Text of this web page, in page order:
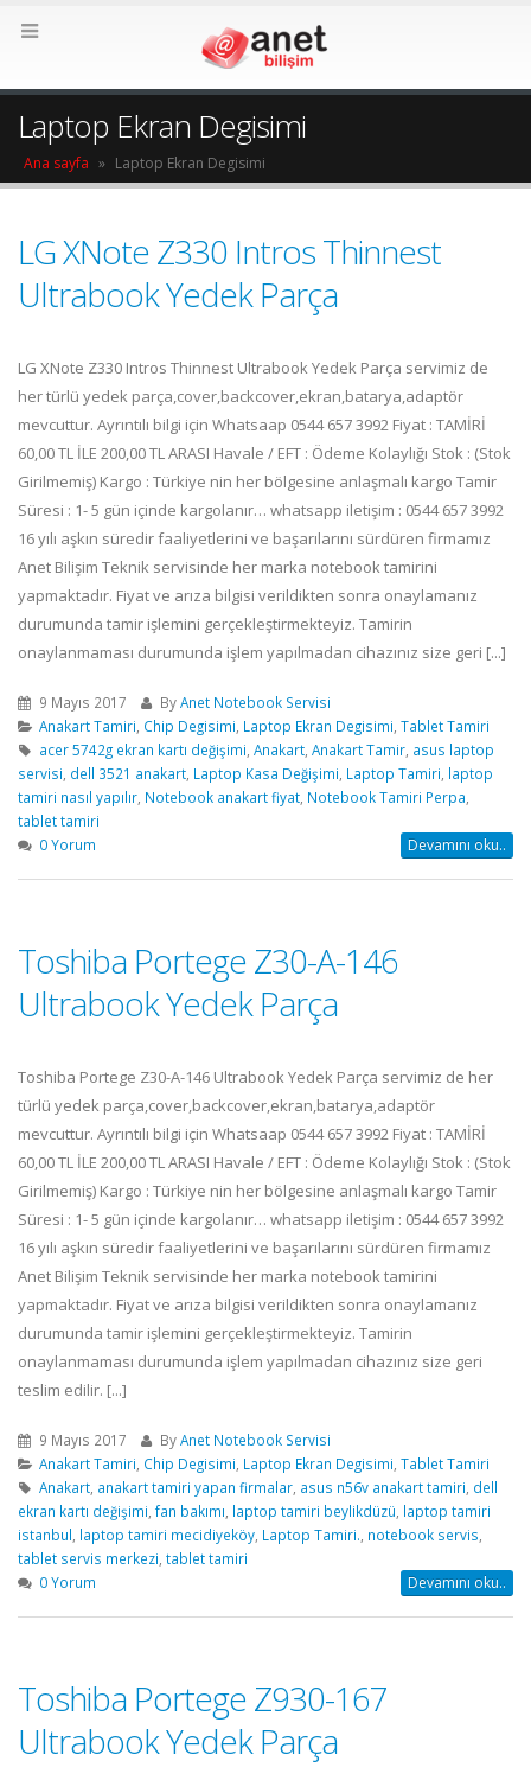
Laptop Ekran Degisimi
Ana sayfa » Laptop Ekran Degisimi
LG XNote Z330 Intros Thinnest
Ultrabook Yedek Parça
LG XNote Z330 Intros Thinnest Ultrabook Yedek Parça servimiz de
her türlü yedek parça,cover,backcover,ekran,batarya,adaptör
mevcuttur. Ayrıntılı bilgi için Whatsaap 0544 657 3992 Fiyat : TAMİRİ
60,00 TL İLE 200,00 TL ARASI Havale / EFT : Ödeme Kolaylığı Stok : (Stok
Girilmemiş) Kargo : Türkiye nin her bölgesine anlaşmalı kargo Tamir
Süresi : 1- 5 gün içinde kargolanır… whatsapp iletişim : 0544 657 3992
16 yılı aşkın süredir faaliyetlerini ve başarılarını sürdüren firmamız
Anet Bilişim Teknik servisinde her marka notebook tamirini
yapmaktadır. Fiyat ve arıza bilgisi verildikten sonra onaylamanız
durumunda tamir işlemini gerçekleştirmekteyiz. Tamirin
onaylanmaması durumunda işlem yapılmadan cihazınız size geri [...]
9 Mayıs 2017 ByAnet Notebook Servisi
Anakart Tamiri Chip Degisimi Laptop Ekran Degisimi Tablet Tamiri
acer 5742g ekran kartı değişimi Anakart, Anakart Tamir, asus laptop
servisi dell 3521 anakart Laptop Kasa Değişimi Laptop Tamiri laptop
tamiri nasıl yapılır Notebook anakart fiyat Notebook Tamiri Perpa
tablet tamiri
0 Yorum
Devamını oku..
Toshiba Portege Z30-A-146
Ultrabook Yedek Parça
Toshiba Portege Z30-A-146 Ultrabook Yedek Parça servimiz de her
türlü yedek parça,cover,backcover,ekran,batarya,adaptör
mevcuttur. Ayrıntılı bilgi için Whatsaap 0544 657 3992 Fiyat : TAMİRİ
60,00 TL İLE 200,00 TL ARASI Havale / EFT : Ödeme Kolaylığı Stok : (Stok
Girilmemiş) Kargo : Türkiye nin her bölgesine anlaşmalı kargo Tamir
Süresi : 1- 5 gün içinde kargolanır… whatsapp iletişim : 0544 657 3992
16 yılı aşkın süredir faaliyetlerini ve başarılarını sürdüren firmamız
Anet Bilişim Teknik servisinde her marka notebook tamirini
yapmaktadır. Fiyat ve arıza bilgisi verildikten sonra onaylamanız
durumunda tamir işlemini gerçekleştirmekteyiz. Tamirin
onaylanmaması durumunda işlem yapılmadan cihazınız size geri
teslim edilir. [...]
9 Mayıs 2017 ByAnet Notebook Servisi
Anakart Tamiri Chip Degisimi Laptop Ekran Degisimi Tablet Tamiri
Anakart, anakart tamiri yapan firmalar, asus n56v anakart tamiri dell
ekran kartı değişimi fan bakımı laptop tamiri beylikdüzü laptop tamiri
istanbul laptop tamiri mecidiyeköy Laptop Tamiri. notebook servis
tablet servis merkezi tablet tamiri
0 Yorum
Devamını oku..
Toshiba Portege Z930-167
Ultrabook Yedek Parça